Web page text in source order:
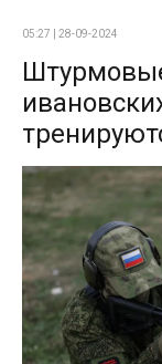
05:27 | 28-09-2024